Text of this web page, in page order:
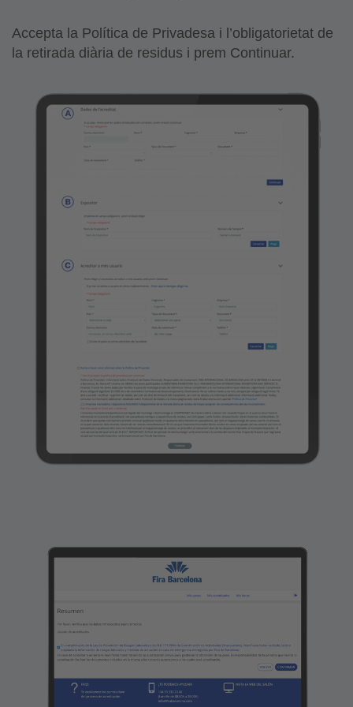
Accepta la Política de Privadesa i l’obligatorietat de
la retirada diària de residus i prem Continuar.